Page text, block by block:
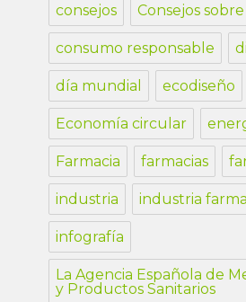
consejos Consejos
consumo responsable
día mundial ecodiseño
Economía circular
Farmacia farmacias
industria industria
infografía
La Agencia Española de
y Productos Sanitarios